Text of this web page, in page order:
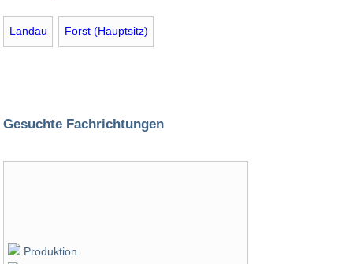
Landau Forst (Hauptsitz)
Gesuchte Fachrichtungen
Produktion